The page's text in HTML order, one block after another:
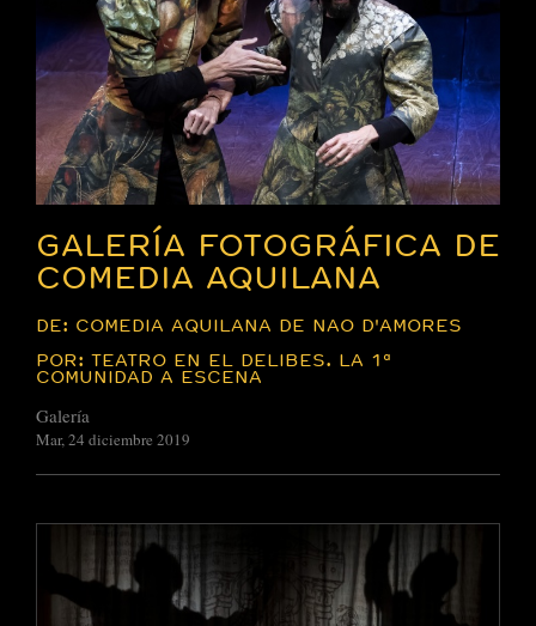
GALERÍA FOTOGRÁFICA DE
COMEDIA AQUILANA
DE: COMEDIA AQUILANA DE NAO D'AMORES
POR: TEATRO EN EL DELIBES. LA 1ª
COMUNIDAD A ESCENA
Galería
Mar, 24 diciembre 2019